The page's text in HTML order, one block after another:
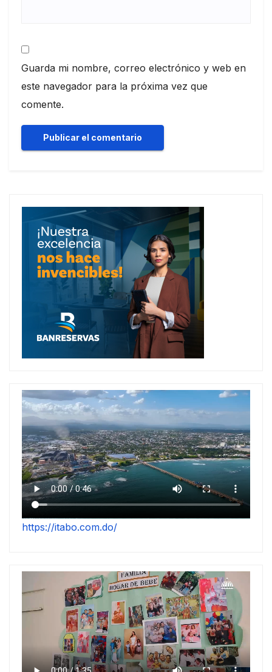
Guarda mi nombre, correo electrónico y web en
este navegador para la próxima vez que
comente.
https://itabo.com.do/